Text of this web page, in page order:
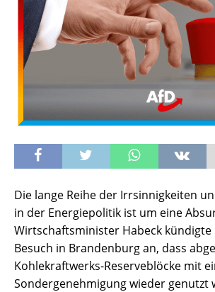
Die lange Reihe der Irrsinnigkeiten
in der Energiepolitik ist um eine
Wirtschaftsminister Habeck kündigte
Besuch in Brandenburg an, dass
Kohlekraftwerks-Reserveblöcke mit
Sondergenehmigung wieder genutzt